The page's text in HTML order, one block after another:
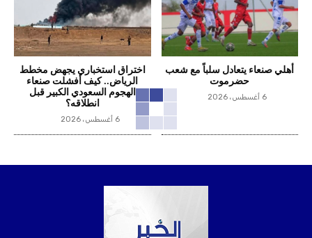
أهلي صنعاء يتعادل سلباً مع شعب
حضرموت
6 أغسطس، 2026
اختراق استخباري يجهض مخطط
الرياض.. كيف أفشلت صنعاء
الهجوم السعودي الكبير قبل
انطلاقه؟
6 أغسطس، 2026